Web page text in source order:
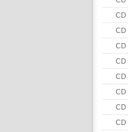
CD
CD
CD
CD
CD
CD
CD
CD